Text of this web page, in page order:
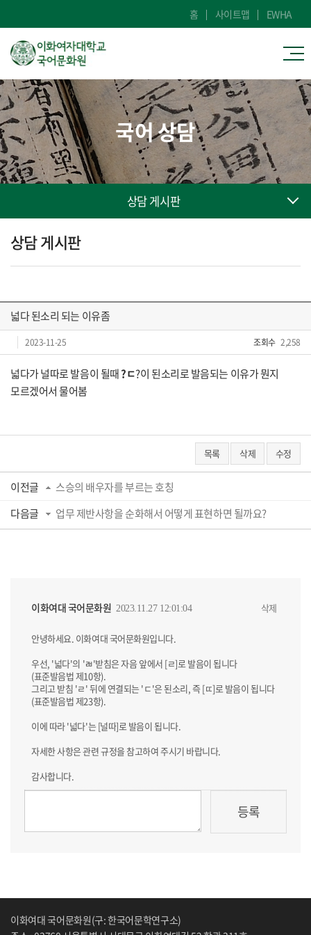
홈 사이트맵 EWHA
국어 상담
상담 게시판
상담 게시판
넓다 된소리 되는 이유좀
2023-11-25 조회수 2,258
넓다가 널따로 발음이 될때?ㄷ?이 된소리로 발음되는 이유가 뭔지
모르겠어서 물어봄
목록 삭제 수정
이전글
스승의 배우자를 부르는 호칭
다음글
업무 제반사항을 순화해서 어떻게 표현하면 될까요?
이화여대 국어문화원 2023.11.27 12:01:04
안녕하세요. 이화여대 국어문화원입니다.
우선, '넓다'의 'ㄼ'받침은 자음 앞에서 [ㄹ]로 발음이 됩니다
(표준발음법 제10항).
그리고 받침 'ㄹ' 뒤에 연결되는 'ㄷ'은 된소리, 즉 [ㄸ]로 발음이 됩니다
(표준발음법 제23항).
이에 따라 '넓다'는 [널따]로 발음이 됩니다.
자세한 사항은 관련 규정을 참고하여 주시기 바랍니다.
감사합니다.
삭제
이화여대 국어문화원(구: 한국어문학연구소)